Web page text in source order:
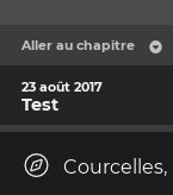
Aller au chapitre
23 août 2017
Test